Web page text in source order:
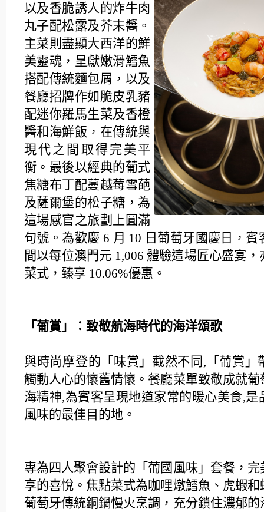
以及香脆誘人的炸牛肉
丸子配松露及芥末醬。
主菜則盡顯大西洋的鮮
美靈魂，呈獻嫩滑鱈魚
搭配傳統麵包屑，以及
餐廳招牌作如脆皮乳豬
配迷你羅馬生菜及香橙
醬和海鮮飯， 在傳統與
現代之間取得完美平
衡。最後以經典的葡式
焦糖布丁配蔓越莓雪葩
及薩爾堡的松子糖，為
這場感官之旅劃上圓滿
句號。為歡慶 6 月 10 日葡萄牙國慶日， 賓
間以每位澳門元 1,006 體驗這場匠心盛宴
菜式， 臻享 10.06%優惠。
「葡賞」：致敬航海時代的海洋頌歌
與時尚摩登的「味賞」截然不同,「葡賞」
觸動人心的懷舊情懷。 餐廳菜單致敬成就葡
海精神,為賓客呈現地道家常的暖心美食,是
風味的最佳目的地。
專為四人聚會設計的「葡國風味」套餐，完
享的喜悅。焦點菜式為咖哩燉鱈魚、虎蝦和
葡萄牙傳統銅鍋慢火烹調，充分鎖住濃郁的